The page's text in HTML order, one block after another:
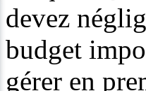
devez
budget
gérer en